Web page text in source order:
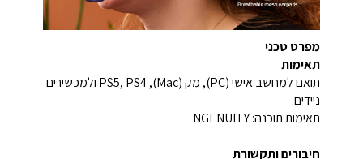
מפרט טכני
תאימות
תואם למחשב אישי (PC), מק (Mac), PS5, PS4 ולמכשירים
ניידים.
תאימות תוכנה: NGENUITY
חיבורים ותקשורת